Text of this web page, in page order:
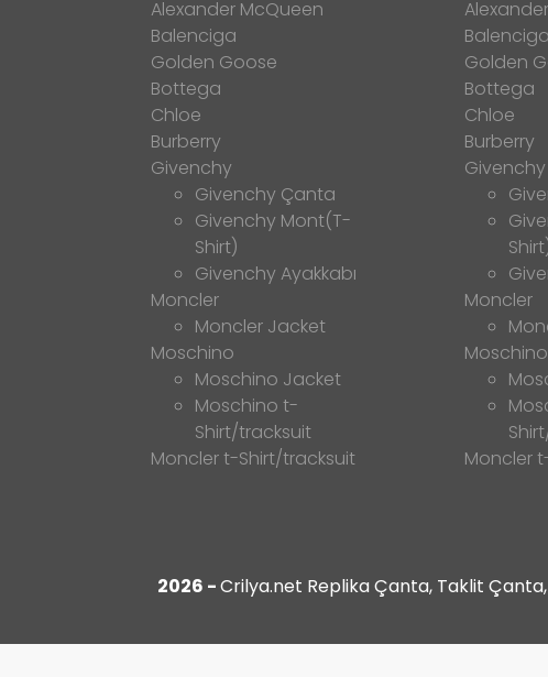
Alexander McQueen
Balenciga
Golden Goose
Bottega
Chloe
Burberry
Givenchy
Givenchy Çanta
Givenchy Mont(T-
Shirt)
Givenchy Ayakkabı
Moncler
Moncler Jacket
Moschino
Moschino Jacket
Moschino t-
Shirt/tracksuit
Moncler t-Shirt/tracksuit
Balenciga
Golden
Bottega
Chloe
Burberry
Givenchy
Moncler
Moschino
Moncler
2026 -Crilya.net Replika Çanta, Taklit